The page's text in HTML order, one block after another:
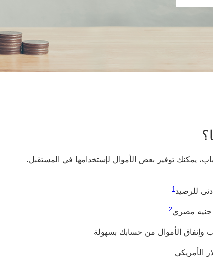
يمكنك توفير بعض الأموال لإستخدامها في المستقبل.
للرصيد 1
الأموال من حسابك بسهولة
الأمريكي